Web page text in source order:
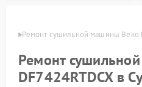
Ремонт сушильной машины Beko
Ремонт
DF7424RTDCX в